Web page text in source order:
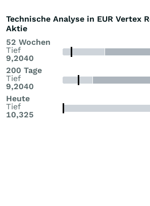
Technische Analyse in EUR Vertex
Aktie
52 Wochen
Tief
9,2040
200 Tage
Tief
9,2040
Heute
Tief
10,325